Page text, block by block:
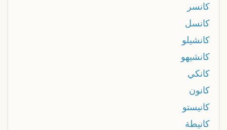
كانسر
كانسل
كانشيلو
كانشيهو
كانكي
كانون
كانيستو
كانيطة